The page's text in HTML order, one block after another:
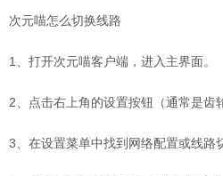
次元喵怎么切换线路
1、打开次元喵客户端，进入主界面。
2、点击右上角的设置按钮（通常是齿
3、在设置菜单中找到网络配置或线路